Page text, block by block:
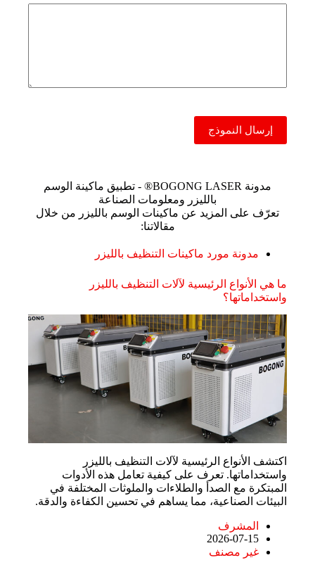
إرسال النموذج
مدونة BOGONG LASER® - تطبيق ماكينة الوسم
بالليزر ومعلومات الصناعة
تعرّف على المزيد عن ماكينات الوسم بالليزر من خلال
مقالاتنا:
مدونة مورد ماكينات التنظيف بالليزر
ما هي الأنواع الرئيسية لآلات التنظيف بالليزر
واستخداماتها؟
اكتشف الأنواع الرئيسية لآلات التنظيف بالليزر
واستخداماتها. تعرف على كيفية تعامل هذه الأدوات
المبتكرة مع الصدأ والطلاءات والملوثات المختلفة في
البيئات الصناعية، مما يساهم في تحسين الكفاءة والدقة.
المشرف
2026-07-15
غير مصنف